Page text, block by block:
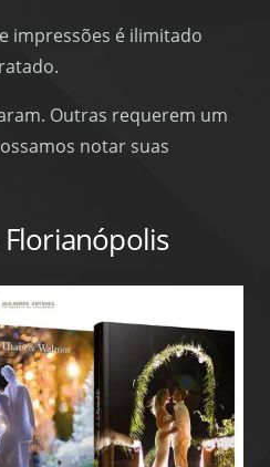
impressões é ilimitado
Outras requerem um
notar suas